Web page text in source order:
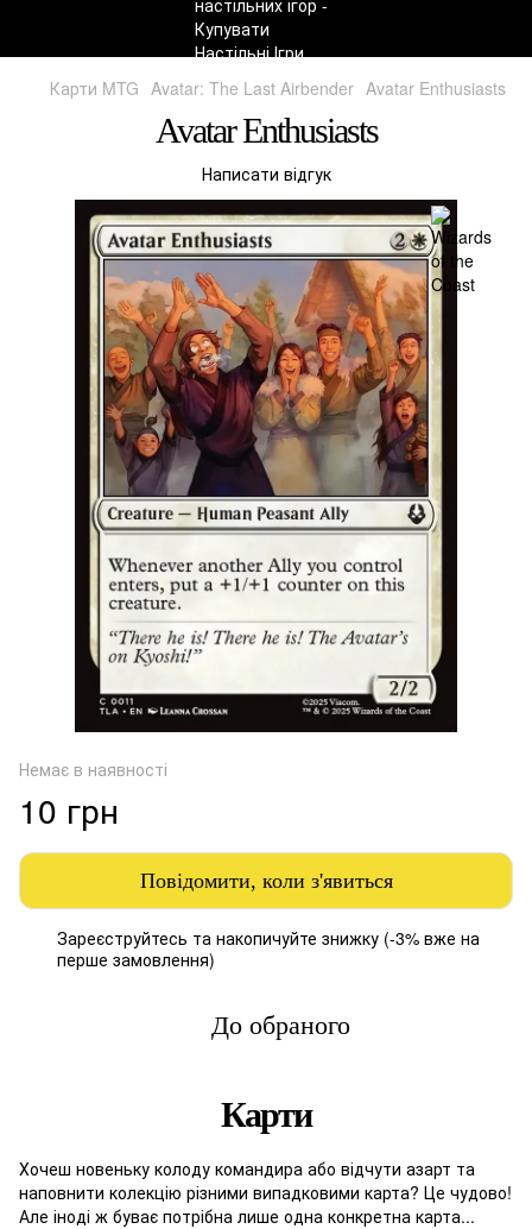
Карти MTG Avatar: The Last Airbender Avatar Enthusiasts
Avatar Enthusiasts
Написати відгук
Немає в наявності
10 грн
Повідомити, коли з'явиться
Зареєструйтесь та накопичуйте знижку (-3% вже на
перше замовлення)
До обраного
Карти
Хочеш новеньку колоду командира або відчути азарт та
наповнити колекцію різними випадковими карта? Це чудово!
Але іноді ж буває потрібна лише одна конкретна карта...